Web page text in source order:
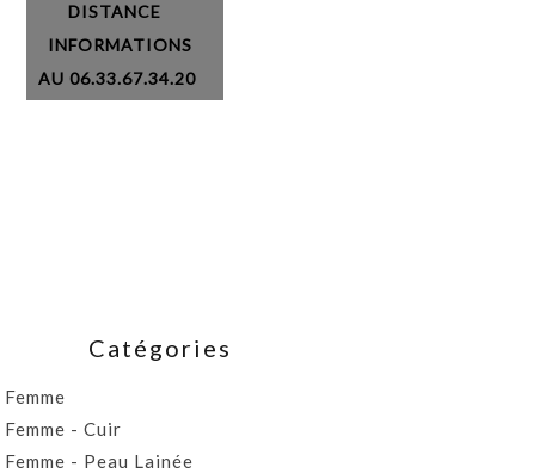
DISTANCE
INFORMATIONS
AU 06.33.67.34.20
Catégories
Femme
Femme - Cuir
Femme - Peau Lainée